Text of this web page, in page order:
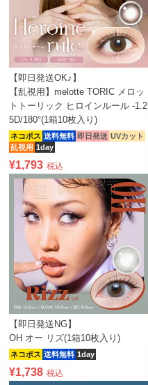
【即日発送OK♪】
【乱視用】melotte TORIC メロッ
トトーリック ヒロインルール -1.2
5D/180°(1箱10枚入り)
ネコポス 送料無料 即日発送 UVカット
乱視用 1day
¥1,793 税込
【即日発送NG】
OH オー リズ(1箱10枚入り)
ネコポス 送料無料 1day
¥1,738 税込